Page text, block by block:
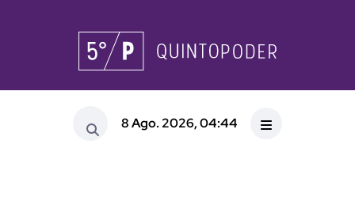
8 Ago. 2026, 04:44